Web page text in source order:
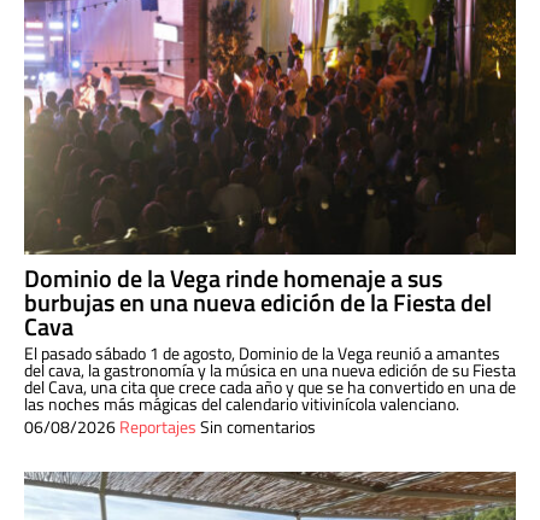
Dominio de la Vega rinde homenaje a sus
burbujas en una nueva edición de la Fiesta del
Cava
El pasado sábado 1 de agosto, Dominio de la Vega reunió a amantes
del cava, la gastronomía y la música en una nueva edición de su Fiesta
del Cava, una cita que crece cada año y que se ha convertido en una de
las noches más mágicas del calendario vitivinícola valenciano.
06/08/2026ReportajesSin comentarios